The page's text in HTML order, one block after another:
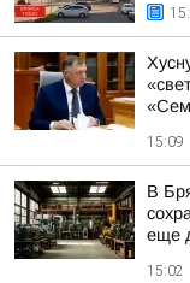
15:09
В
еще
15:02